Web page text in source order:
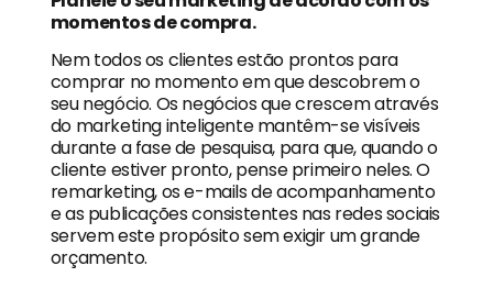
momentos de compra.
Nem todos os clientes estão prontos para
comprar no momento em que descobrem o
seu negócio. Os negócios que crescem através
do marketing inteligente mantêm-se visíveis
durante a fase de pesquisa, para que, quando o
cliente estiver pronto, pense primeiro neles. O
remarketing, os e-mails de acompanhamento
e as publicações consistentes nas redes sociais
servem este propósito sem exigir um grande
orçamento.